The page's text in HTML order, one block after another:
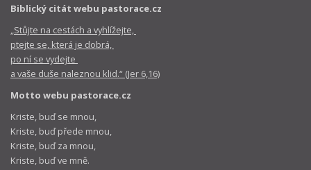
Biblický citát webu pastorace.cz
„Stůjte na cestách a vyhlížejte,
ptejte se, která je dobrá,
po ní se vydejte
a vaše duše naleznou klid.“ (Jer 6,16)
Motto webu pastorace.cz
Kriste, buď se mnou,
Kriste, buď přede mnou,
Kriste, buď za mnou,
Kriste, buď ve mně.